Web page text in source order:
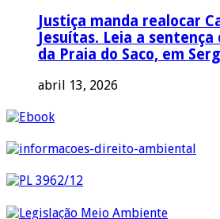
Justiça manda realocar
Jesuítas. Leia a sentença
da Praia do Saco, em
abril 13, 2026